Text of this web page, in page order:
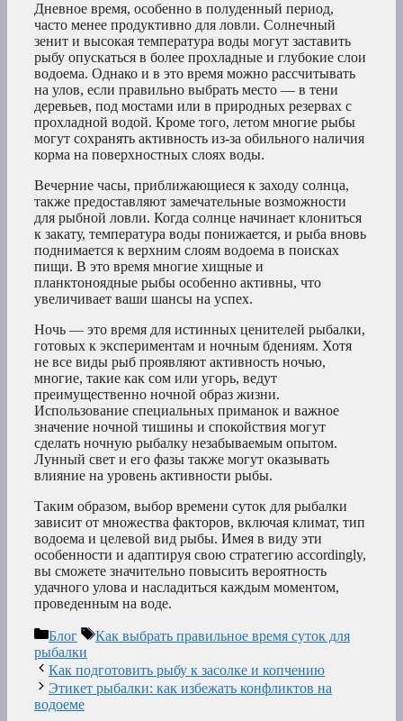
Дневное время, особенно в полуденный период,
часто менее продуктивно для ловли. Солнечный
зенит и высокая температура воды могут заставить
рыбу опускаться в более прохладные и глубокие слои
водоема. Однако и в это время можно рассчитывать
на улов, если правильно выбрать место — в тени
деревьев, под мостами или в природных резервах с
прохладной водой. Кроме того, летом многие рыбы
могут сохранять активность из-за обильного наличия
корма на поверхностных слоях воды.
Вечерние часы, приближающиеся к заходу солнца,
также предоставляют замечательные возможности
для рыбной ловли. Когда солнце начинает клониться
к закату, температура воды понижается, и рыба вновь
поднимается к верхним слоям водоема в поисках
пищи. В это время многие хищные и
планктоноядные рыбы особенно активны, что
увеличивает ваши шансы на успех.
Ночь — это время для истинных ценителей рыбалки,
готовых к экспериментам и ночным бдениям. Хотя
не все виды рыб проявляют активность ночью,
многие, такие как сом или угорь, ведут
преимущественно ночной образ жизни.
Использование специальных приманок и важное
значение ночной тишины и спокойствия могут
сделать ночную рыбалку незабываемым опытом.
Лунный свет и его фазы также могут оказывать
влияние на уровень активности рыбы.
Таким образом, выбор времени суток для рыбалки
зависит от множества факторов, включая климат, тип
водоема и целевой вид рыбы. Имея в виду эти
особенности и адаптируя свою стратегию accordingly,
вы сможете значительно повысить вероятность
удачного улова и насладиться каждым моментом,
проведенным на воде.
Рубрики
Блог Метки
Как выбрать правильное время суток для
рыбалки
Как подготовить рыбу к засолке и копчению
Этикет рыбалки: как избежать конфликтов на
водоеме